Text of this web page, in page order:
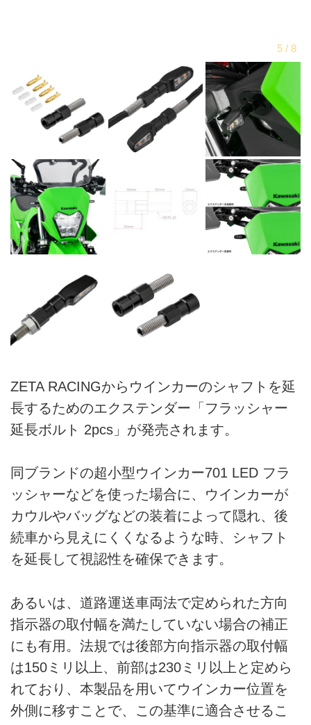
ZETA RACINGからウインカーのシャフトを延
長するためのエクステンダー「フラッシャー
延長ボルト 2pcs」が発売されます。
同ブランドの超小型ウインカー701 LED フラ
ッシャーなどを使った場合に、ウインカーが
カウルやバッグなどの装着によって隠れ、後
続車から見えにくくなるような時、シャフト
を延長して視認性を確保できます。
あるいは、道路運送車両法で定められた方向
指示器の取付幅を満たしていない場合の補正
にも有用。法規では後部方向指示器の取付幅
は150ミリ以上、前部は230ミリ以上と定めら
れており、本製品を用いてウインカー位置を
外側に移すことで、この基準に適合させるこ